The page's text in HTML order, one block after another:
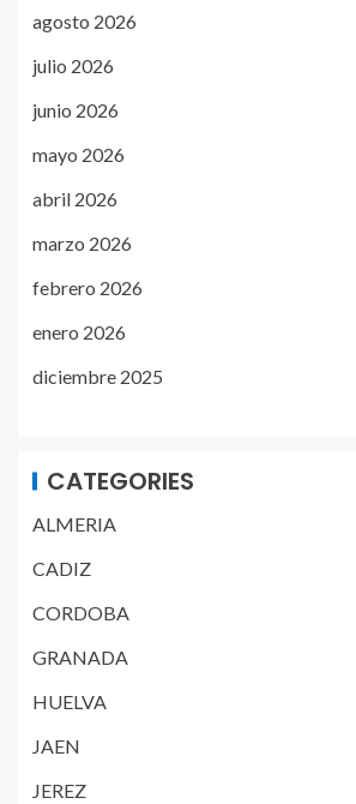
agosto 2026
julio 2026
junio 2026
mayo 2026
abril 2026
marzo 2026
febrero 2026
enero 2026
diciembre 2025
CATEGORIES
ALMERIA
CADIZ
CORDOBA
GRANADA
HUELVA
JAEN
JEREZ